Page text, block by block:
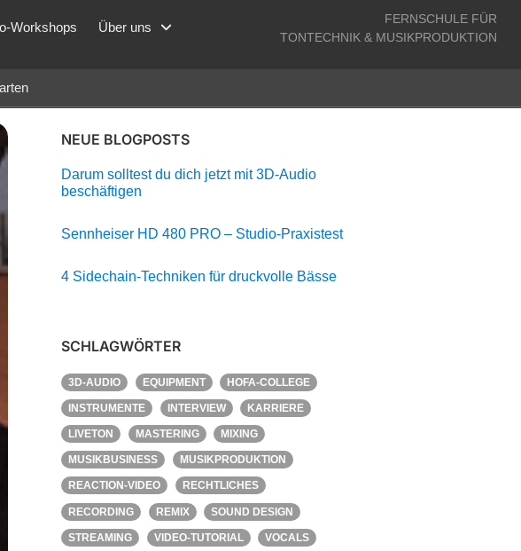
Workshops Über uns
FERNSCHULE FÜR
TONTECHNIK & MUSIKPRODUKTION
NEUE BLOGPOSTS
Darum solltest du dich jetzt mit 3D-Audio
beschäftigen
Sennheiser HD 480 PRO – Studio-Praxistest
4 Sidechain-Techniken für druckvolle Bässe
SCHLAGWÖRTER
3D-AUDIO EQUIPMENT HOFA-COLLEGE
INSTRUMENTE INTERVIEW KARRIERE
LIVETON MASTERING MIXING
MUSIKBUSINESS MUSIKPRODUKTION
REACTION-VIDEO RECHTLICHES
RECORDING REMIX SOUND DESIGN
STREAMING VIDEO-TUTORIAL VOCALS